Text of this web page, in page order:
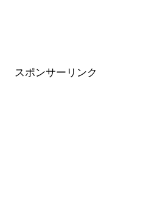
スポンサーリンク